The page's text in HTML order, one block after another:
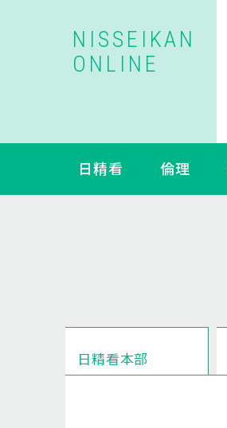
NISSEIKAN
ONLINE
日精看 倫理
日精看本部